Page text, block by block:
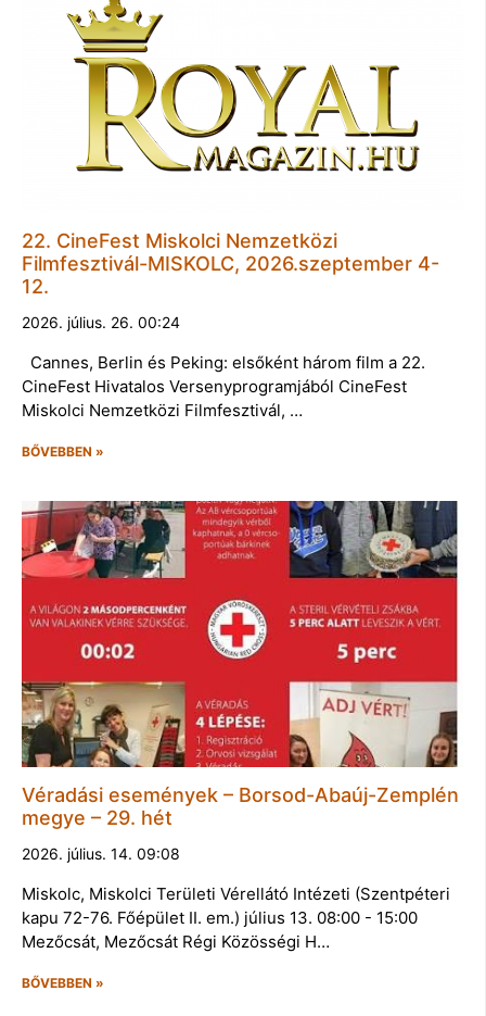
22. CineFest Miskolci Nemzetközi
Filmfesztivál-MISKOLC, 2026.szeptember 4-
12.
2026. július. 26. 00:24
Cannes, Berlin és Peking: elsőként három film a 22.
CineFest Hivatalos Versenyprogramjából CineFest
Miskolci Nemzetközi Filmfesztivál, …
BŐVEBBEN »
Véradási események – Borsod-Abaúj-Zemplén
megye – 29. hét
2026. július. 14. 09:08
Miskolc, Miskolci Területi Vérellátó Intézeti (Szentpéteri
kapu 72-76. Főépület II. em.) július 13. 08:00 - 15:00
Mezőcsát, Mezőcsát Régi Közösségi H…
BŐVEBBEN »